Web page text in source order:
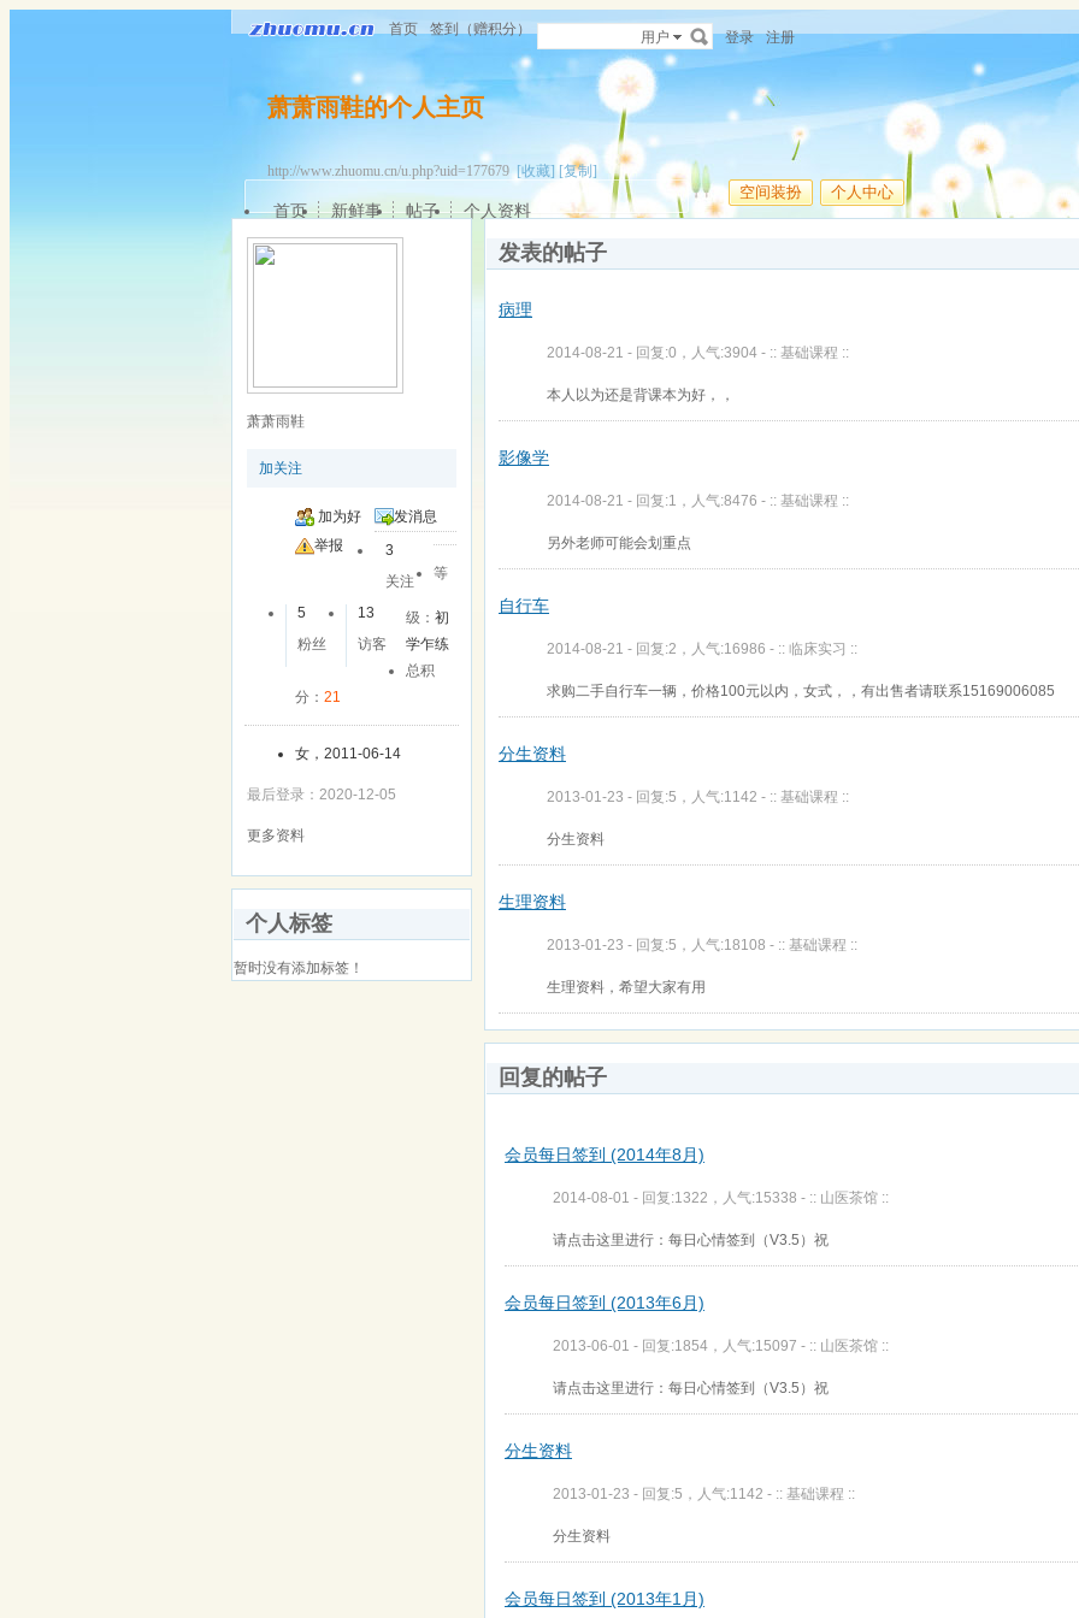
首页 签到（赠积分） 用户 登录 注册
萧萧雨鞋的个人主页
http://www.zhuomu.cn/u.php?uid=177679[收藏] [复制]
空间装扮 个人中心
首页 新鲜事 帖子 个人资料
萧萧雨鞋
加关注
加为好
友
发消息
举报
3
关注
5
粉丝
13
访客
等
级：初
学乍练
总积
分： 21
女，2011-06-14
最后登录：2020-12-05
更多资料
个人标签
暂时没有添加标签！
发表的帖子
病理
2014-08-21 - 回复:0，人气:3904 - :: 基础课程 ::
本人以为还是背课本为好，，
影像学
2014-08-21 - 回复:1，人气:8476 - :: 基础课程 ::
另外老师可能会划重点
自行车
2014-08-21 - 回复:2，人气:16986 - :: 临床实习 ::
求购二手自行车一辆，价格100元以内，女式，，有出售者请联系15169006085
分生资料
2013-01-23 - 回复:5，人气:1142 - :: 基础课程 ::
分生资料
生理资料
2013-01-23 - 回复:5，人气:18108 - :: 基础课程 ::
生理资料，希望大家有用
回复的帖子
会员每日签到 (2014年8月)
2014-08-01 - 回复:1322，人气:15338 - :: 山医茶馆 ::
请点击这里进行：每日心情签到（V3.5）祝
会员每日签到 (2013年6月)
2013-06-01 - 回复:1854，人气:15097 - :: 山医茶馆 ::
请点击这里进行：每日心情签到（V3.5）祝
分生资料
2013-01-23 - 回复:5，人气:1142 - :: 基础课程 ::
分生资料
会员每日签到 (2013年1月)